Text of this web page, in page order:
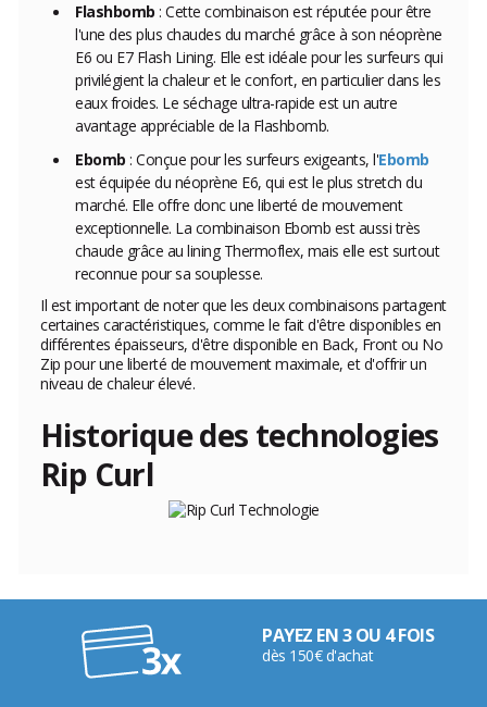
Flashbomb : Cette combinaison est réputée pour être
l'une des plus chaudes du marché grâce à son néoprène
E6 ou E7 Flash Lining. Elle est idéale pour les surfeurs qui
privilégient la chaleur et le confort, en particulier dans les
eaux froides. Le séchage ultra-rapide est un autre
avantage appréciable de la Flashbomb.
Ebomb : Conçue pour les surfeurs exigeants, l'Ebomb
est équipée du néoprène E6, qui est le plus stretch du
marché. Elle offre donc une liberté de mouvement
exceptionnelle. La combinaison Ebomb est aussi très
chaude grâce au lining Thermoflex, mais elle est surtout
reconnue pour sa souplesse.
Il est important de noter que les deux combinaisons partagent
certaines caractéristiques, comme le fait d'être disponibles en
différentes épaisseurs, d'être disponible en Back, Front ou No
Zip pour une liberté de mouvement maximale, et d'offrir un
niveau de chaleur élevé.
Historique des technologies
Rip Curl
PAYEZ EN 3 OU 4 FOIS
dès 150€ d'achat